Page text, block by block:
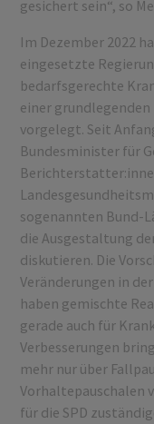
gesichert sein“, so
Im Dezember 2022
eingesetzte
bedarfsgerechte
einer
vorgelegt. Seit
Bundesminister für
sogenannten Bund-
die Ausgestaltung
diskutieren. Die
Veränderungen in
haben gemischte
gerade auch für
Verbesserungen
mehr nur über
Vorhaltepauschalen
für die SPD